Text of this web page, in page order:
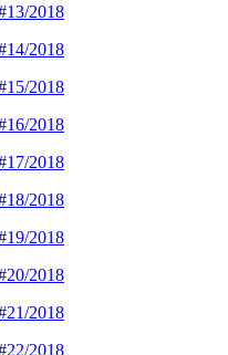
2018
2018
2018
2018
2018
2018
2018
2018
2018
2018